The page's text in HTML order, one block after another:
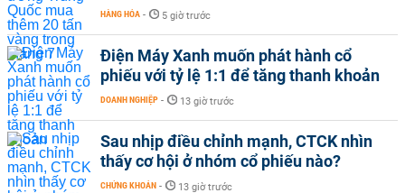
HÀNG HÓA - 5 giờ trước
Điện Máy Xanh muốn phát hành cổ
phiếu với tỷ lệ 1:1 để tăng thanh khoản
DOANH NGHIỆP - 13 giờ trước
Sau nhịp điều chỉnh mạnh, CTCK nhìn
thấy cơ hội ở nhóm cổ phiếu nào?
CHỨNG KHOÁN - 13 giờ trước